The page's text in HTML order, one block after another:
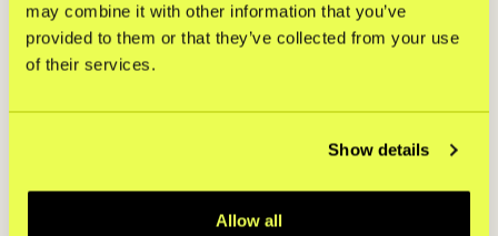
may combine it with other information that you’ve
provided to them or that they’ve collected from your use
of their services.
Show details
Allow all
2012 2015
2018-
2022
2023 2024 2025
komplett kassaløsning (KCO) med autoutfylling av